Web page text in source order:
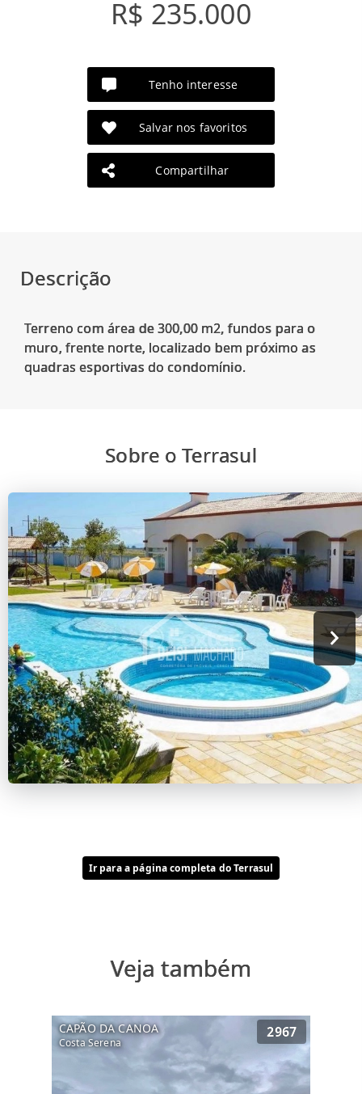
R$ 235.000
Tenho interesse
Salvar nos favoritos
Compartilhar
Descrição
Terreno com área de 300,00 m2, fundos para o
muro, frente norte, localizado bem próximo as
quadras esportivas do condomínio.
Sobre o Terrasul
Ir para a página completa do Terrasul
Veja também
CAPÃO DA CANOA
Costa Serena
2967